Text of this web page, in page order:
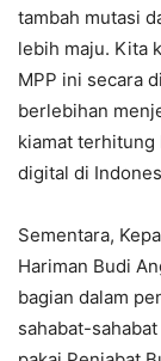
tambah mutasi
lebih maju. Kita
MPP ini secara
berlebihan
kiamat terhitung
digital di
Sementara,
Hariman Budi
bagian dalam
sahabat-